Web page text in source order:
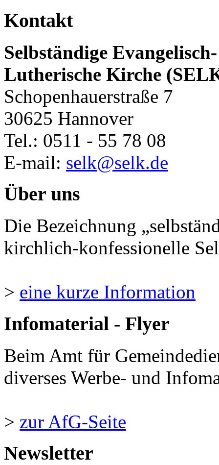
Kontakt
Selbständige Evangelisch-
Lutherische Kirche
Schopenhauerstraße 7
30625 Hannover
Tel.: 0511 - 55 78 08
E-mail: selk@selk.de
Über uns
Die Bezeichnung
kirchlich-konfessionelle
> eine kurze Information
Infomaterial - Flyer
Beim Amt für
diverses Werbe- und
> zur AfG-Seite
Newsletter